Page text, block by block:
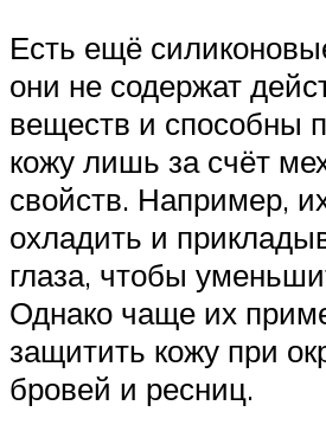
Есть ещё
они не содержат
веществ и способны
кожу лишь за счёт
свойств. Например,
охладить и
глаза, чтобы
Однако чаще их
защитить кожу при
бровей и ресниц.